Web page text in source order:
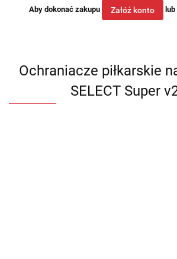
Aby dokonać zakupu Załóż konto lub
Ochraniacze piłkarskie
SELECT Super